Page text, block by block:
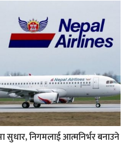
सुधार, निगमलाई आत्मनिर्भर बनाउने